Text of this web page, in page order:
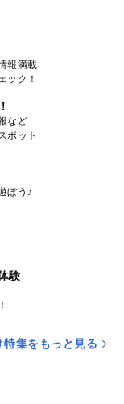
報満載
ック！
など
ポット
ぼう♪
験
集をもっと見る